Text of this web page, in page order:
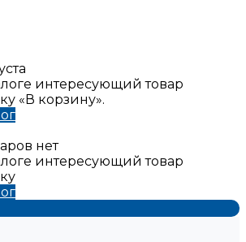
интересующий товар
«В корзину».
нет
интересующий товар